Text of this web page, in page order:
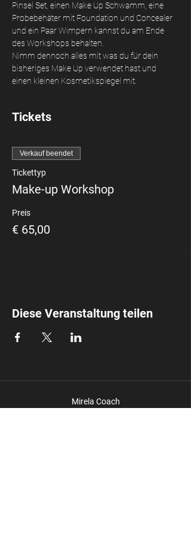
Pinsel Set, einen Make Up Schwamm, eine
Probebehäter mit Foundation und Concealer
und ein Paar Wimpern kannst du am Ende
des Workshops behalten.
Nimm dennoch alles mit was du für dein
bisheriges Make Up verwendet hast und
einen kleinen Kosmetikspiegel mit.
Tickets
Verkauf beendet
Tickettyp
Make-up Workshop
Preis
€ 65,00
Diese Veranstaltung teilen
Mirela Coach